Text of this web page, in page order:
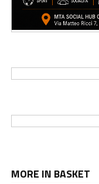
MORE IN BASKET